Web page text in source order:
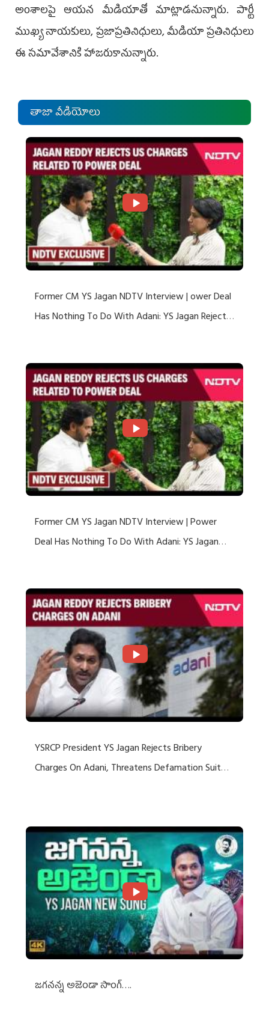
అంశాలపై ఆయన మీడియాతో మాట్లాడనున్నారు. పార్టీ
ముఖ్య నాయకులు, ప్రజాప్రతినిధులు, మీడియా ప్రతినిధులు
ఈ సమావేశానికి హాజరుకానున్నారు.
తాజా వీడియోలు
Former CM YS Jagan NDTV Interview | ower Deal
Has Nothing To Do With Adani: YS Jagan Rejects
Former CM YS Jagan NDTV Interview | Power
Deal Has Nothing To Do With Adani: YS Jagan
YSRCP President YS Jagan Rejects Bribery
Charges On Adani, Threatens Defamation Suit
జగనన్న అజెండా సాంగ్….